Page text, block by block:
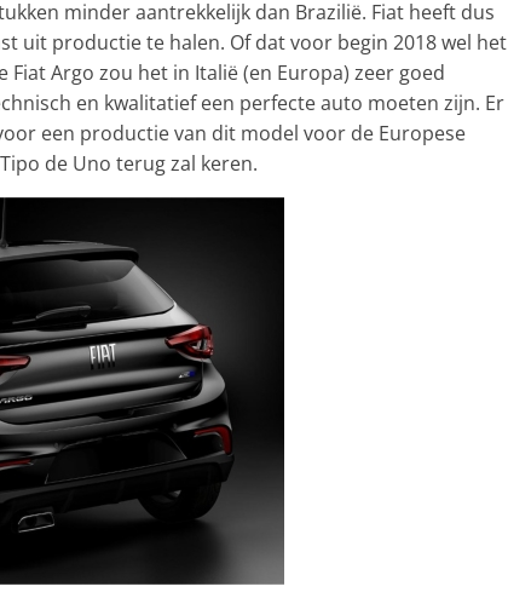
minder aantrekkelijk dan Brazilië. Fiat heeft dus
uit productie te halen. Of dat voor begin 2018 wel het
Fiat Argo zou het in Italië (en Europa) zeer goed
en kwalitatief een perfecte auto moeten zijn. Er
een productie van dit model voor de Europese
de Uno terug zal keren.